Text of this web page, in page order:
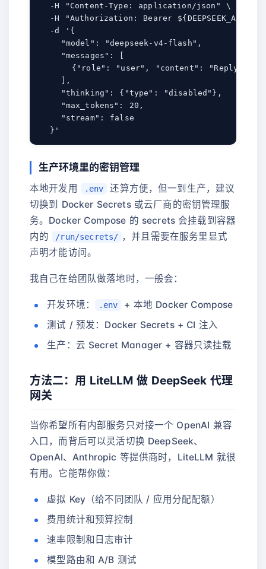
  -H "Content-Type: application/json" \
-H "Authorization: Bearer
  -d '{
    "model": "deepseek-v4-flash",
    "messages": [
{"role": "user", "content": "Reply
    ],
    "thinking": {"type": "disabled"},
    "max_tokens": 20,
    "stream": false
生产环境里的密钥管理
本地开发用 .env
还算方便，但一到生产，建议
切换到 Docker Secrets 或云厂商的密钥管理服
务。Docker Compose 的 secrets 会挂载到容器
内的
/run/secrets/ ，并且需要在服务里显式
声明才能访问。
我自己在给团队做落地时，一般会：
开发环境： .env
+ 本地 Docker Compose
测试 / 预发：Docker Secrets + CI 注入
生产：云 Secret Manager + 容器只读挂载
方法二：用 LiteLLM 做 DeepSeek 代理
网关
当你希望所有内部服务只对接一个 OpenAI 兼容
入口，而背后可以灵活切换 DeepSeek、
OpenAI、Anthropic 等提供商时，LiteLLM 就很
有用。它能帮你做：
虚拟 Key（给不同团队 / 应用分配配额）
费用统计和预算控制
速率限制和日志审计
模型路由和 A/B 测试